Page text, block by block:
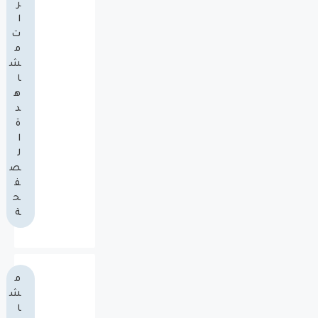
ر
ا
ت
م
ش
ا
ه
د
ة
ا
ل
ص
ف
ح
ة
م
ش
ا